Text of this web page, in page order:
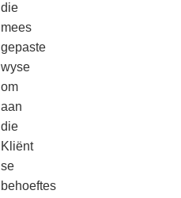
die
mees
gepaste
wyse
om
aan
die
Kliënt
se
behoeftes